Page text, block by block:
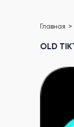
Главная
OLD